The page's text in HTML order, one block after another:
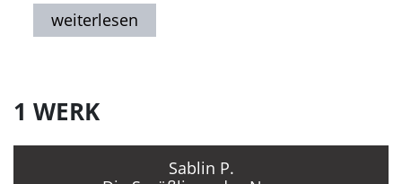
1 WERK
Sablin P.